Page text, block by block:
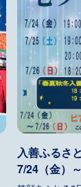
入善ふるさ
7/24（金）